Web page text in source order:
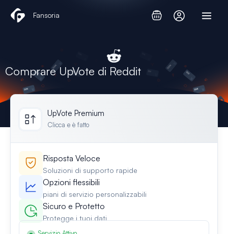
Fansoria
Comprare UpVote di Reddit
UpVote Premium
Clicca e è fatto
Risposta Veloce
Soluzioni di supporto rapide
Opzioni flessibili
piani di servizio personalizzabili
Sicuro e Protetto
Protegge i tuoi dati